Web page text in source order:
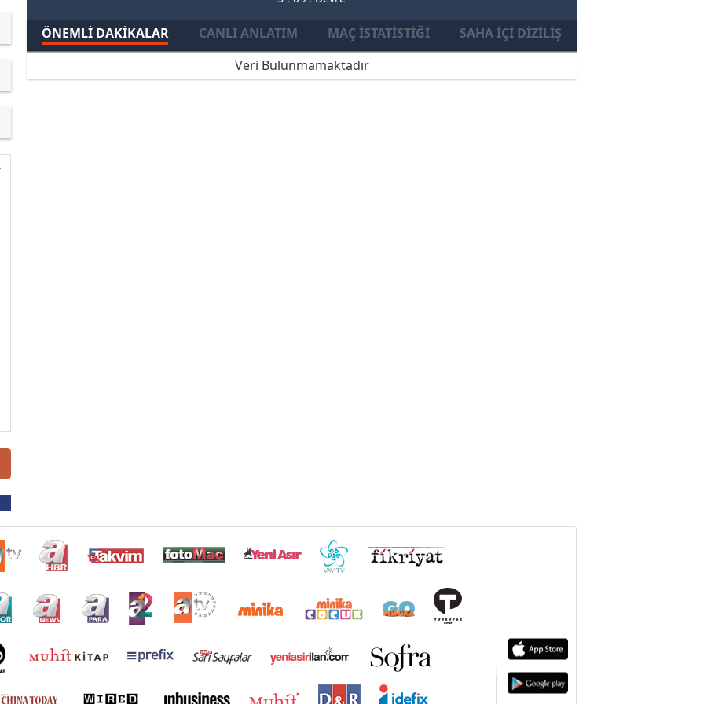
ÖNEMLI DAKIKALAR CANLI ANLATIM MAÇ İSTATISTIĞI
SAHA İÇI DIZILIŞ
Veri Bulunmamaktadır